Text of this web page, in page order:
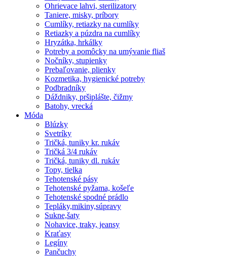
Ohrievace lahvi, sterilizatory
Taniere, misky, príbory
Cumlíky, retiazky na cumlíky
Retiazky a púzdra na cumlíky
Hryzátka, hrkálky
Potreby a pomôcky na umývanie fliaš
Nočníky, stupienky
Prebaľovanie, plienky
Kozmetika, hygienické potreby
Podbradníky
Dáždniky, pršiplášte, čižmy
Batohy, vrecká
Móda
Blúzky
Svetríky
Tričká, tuniky kr. rukáv
Tričká 3/4 rukáv
Tričká, tuniky dl. rukáv
Topy, tielka
Tehotenské pásy
Tehotenské pyžama, košeľe
Tehotenské spodné prádlo
Tepláky,mikiny,súpravy
Sukne,šaty
Nohavice, traky, jeansy
Kraťasy
Legíny
Pančuchy